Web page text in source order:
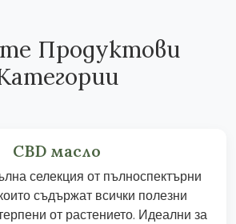
Продуктови
CBD масло
селекция от пълноспектърни
съдържат всички полезни
от растението. Идеални за